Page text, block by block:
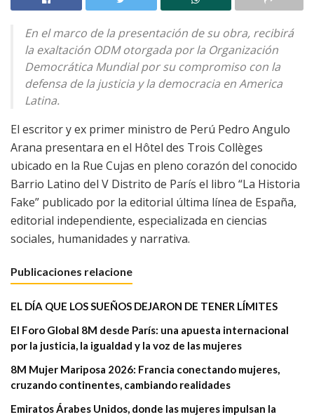
En el marco de la presentación de su obra, recibirá
la exaltación ODM otorgada por la Organización
Democrática Mundial por su compromiso con la
defensa de la justicia y la democracia en America
Latina.
El escritor y ex primer ministro de Perú Pedro Angulo
Arana presentara en el Hôtel des Trois Collèges
ubicado en la Rue Cujas en pleno corazón del conocido
Barrio Latino del V Distrito de París el libro “La Historia
Fake” publicado por la editorial última línea de España,
editorial independiente, especializada en ciencias
sociales, humanidades y narrativa.
Publicaciones relacione
EL DÍA QUE LOS SUEÑOS DEJARON DE TENER LÍMITES
El Foro Global 8M desde París: una apuesta internacional
por la justicia, la igualdad y la voz de las mujeres
8M Mujer Mariposa 2026: Francia conectando mujeres,
cruzando continentes, cambiando realidades
Emiratos Árabes Unidos, donde las mujeres impulsan la